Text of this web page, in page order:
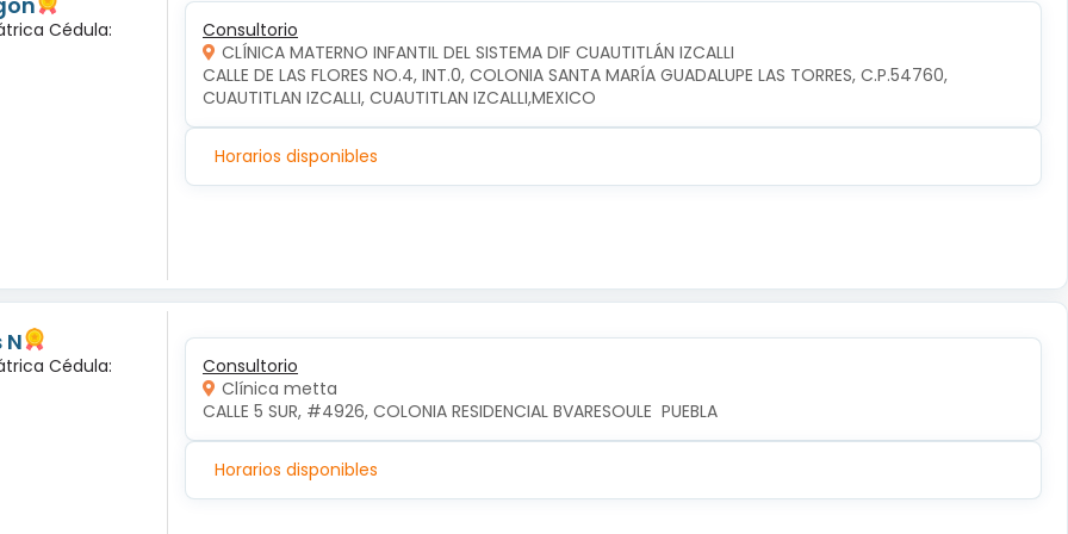
Cédula:
Consultorio
CLÍNICA MATERNO INFANTIL DEL SISTEMA DIF CUAUTITLÁN IZCALLI
CALLE DE LAS FLORES NO.4, INT.0, COLONIA SANTA MARÍA GUADALUPE LAS TORRES, C.P.54760,
CUAUTITLAN IZCALLI, CUAUTITLAN IZCALLI,MEXICO
Horarios disponibles
Cédula:
Consultorio
Clínica metta
CALLE 5 SUR, #4926, COLONIA RESIDENCIAL BVARESOULE  PUEBLA
Horarios disponibles